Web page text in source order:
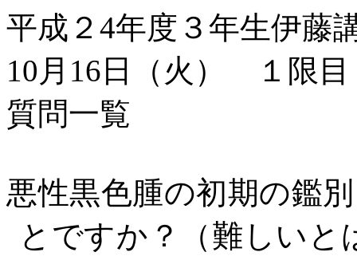
平成２4年度３年生伊藤
10月16日（火） １限目
質問一覧
悪性黒色腫の初期の鑑
とですか？（難しい